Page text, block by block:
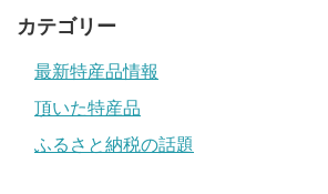
カテゴリー
最新特産品情報
頂いた特産品
ふるさと納税の話題